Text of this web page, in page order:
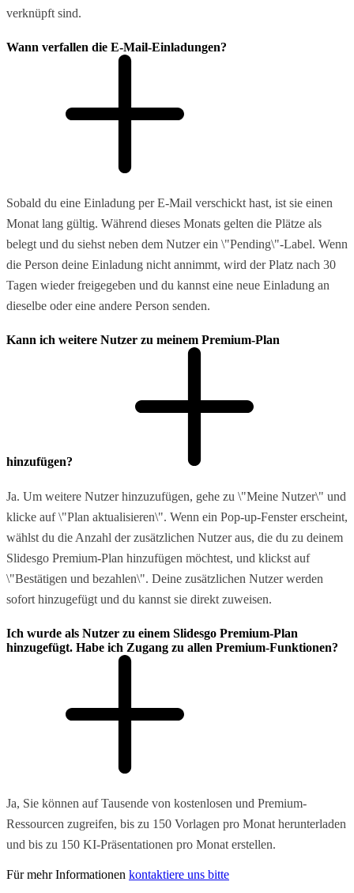
verknüpft sind.
Wann verfallen die E-Mail-Einladungen?
Sobald du eine Einladung per E-Mail verschickt hast, ist sie einen
Monat lang gültig. Während dieses Monats gelten die Plätze als
belegt und du siehst neben dem Nutzer ein \"Pending\"-Label. Wenn
die Person deine Einladung nicht annimmt, wird der Platz nach 30
Tagen wieder freigegeben und du kannst eine neue Einladung an
dieselbe oder eine andere Person senden.
Kann ich weitere Nutzer zu meinem Premium-Plan
hinzufügen?
Ja. Um weitere Nutzer hinzuzufügen, gehe zu \"Meine Nutzer\" und
klicke auf \"Plan aktualisieren\". Wenn ein Pop-up-Fenster erscheint,
wählst du die Anzahl der zusätzlichen Nutzer aus, die du zu deinem
Slidesgo Premium-Plan hinzufügen möchtest, und klickst auf
\"Bestätigen und bezahlen\". Deine zusätzlichen Nutzer werden
sofort hinzugefügt und du kannst sie direkt zuweisen.
Ich wurde als Nutzer zu einem Slidesgo Premium-Plan
hinzugefügt. Habe ich Zugang zu allen Premium-Funktionen?
Ja, Sie können auf Tausende von kostenlosen und Premium-
Ressourcen zugreifen, bis zu 150 Vorlagen pro Monat herunterladen
und bis zu 150 KI-Präsentationen pro Monat erstellen.
Für mehr Informationen kontaktiere uns bitte